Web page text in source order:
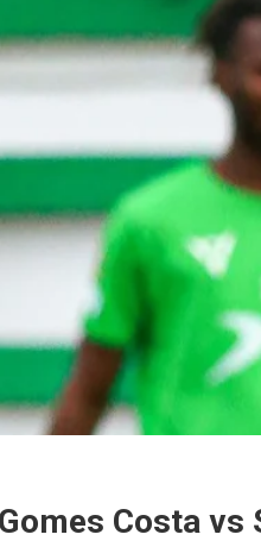
Costa vs